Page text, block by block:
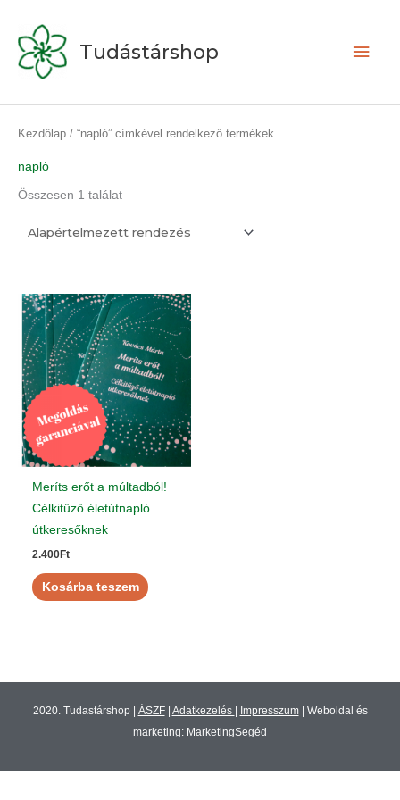
content
Tudástárshop
Kezdőlap / “napló” címkével rendelkező termékek
napló
Összesen 1 találat
Meríts erőt a múltadból!
Célkitűző életútnapló
útkeresőknek
2.400Ft
Kosárba teszem
2020. Tudastárshop | ÁSZF| Adatkezelés Impresszum| Weboldal és
marketing: MarketingSegéd